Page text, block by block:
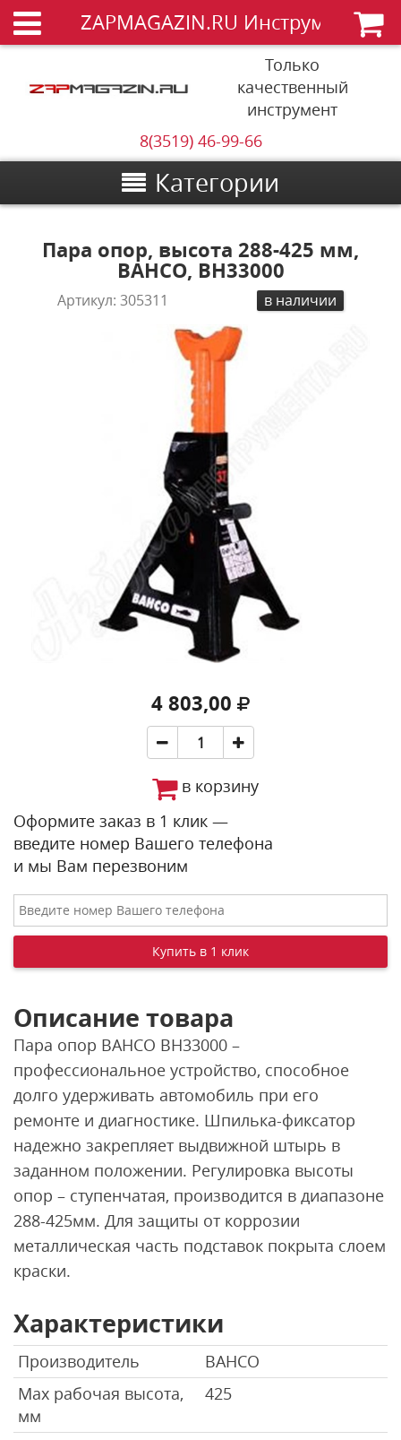
ZAPMAGAZIN.RU Инструменты
Только
качественный
инструмент
8(3519) 46-99-66
Категории
Пара опор, высота 288-425 мм,
BAHCO, BH33000
Артикул:305311 в наличии
4 803,00
в корзину
Оформите заказ в 1 клик —
введите номер Вашего телефона
и мы Вам перезвоним
Описание товара
Пара опор BAHCO BH33000 –
профессиональное устройство, способное
долго удерживать автомобиль при его
ремонте и диагностике. Шпилька-фиксатор
надежно закрепляет выдвижной штырь в
заданном положении. Регулировка высоты
опор – ступенчатая, производится в диапазоне
288-425мм. Для защиты от коррозии
металлическая часть подставок покрыта слоем
краски.
Характеристики
Производитель
BAHCO
Max рабочая высота,
мм
425